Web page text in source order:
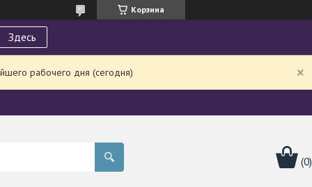
Корзина
Здесь
рабочего дня (сегодня)